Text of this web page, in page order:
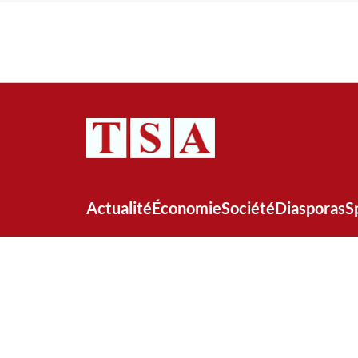
ActualitéÉconomieSociétéDiasporas